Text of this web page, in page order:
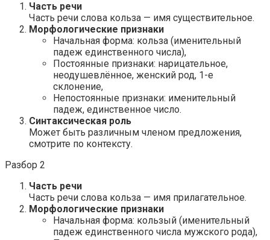
Часть речи
Часть речи слова кольза — имя существительное.
Морфологические признаки
Начальная форма: кольза (именительный
падеж единственного числа),
Постоянные признаки: нарицательное,
неодушевлённое, женский род, 1-е
склонение,
Непостоянные признаки: именительный
падеж, единственное число.
Синтаксическая роль
Может быть различным членом предложения,
смотрите по контексту.
Разбор 2
Часть речи
Часть речи слова кольза — имя прилагательное.
Морфологические признаки
Начальная форма: кользый (именительный
падеж единственного числа мужского рода),